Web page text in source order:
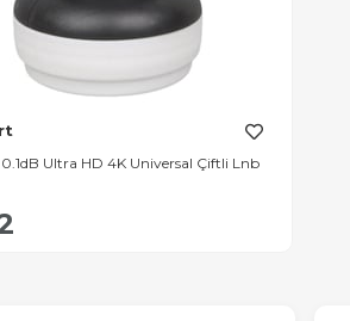
Ultra HD 4K Universal Çiftli Lnb